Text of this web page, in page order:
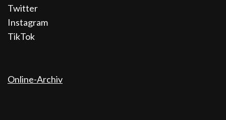
Twitter
Instagram
TikTok
Online-Archiv